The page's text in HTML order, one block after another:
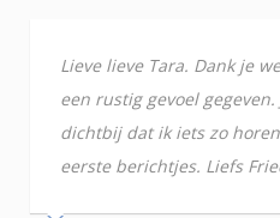
Lieve lieve Tara. Dank je
een rustig gevoel
dichtbij dat ik iets zo
eerste berichtjes. Liefs